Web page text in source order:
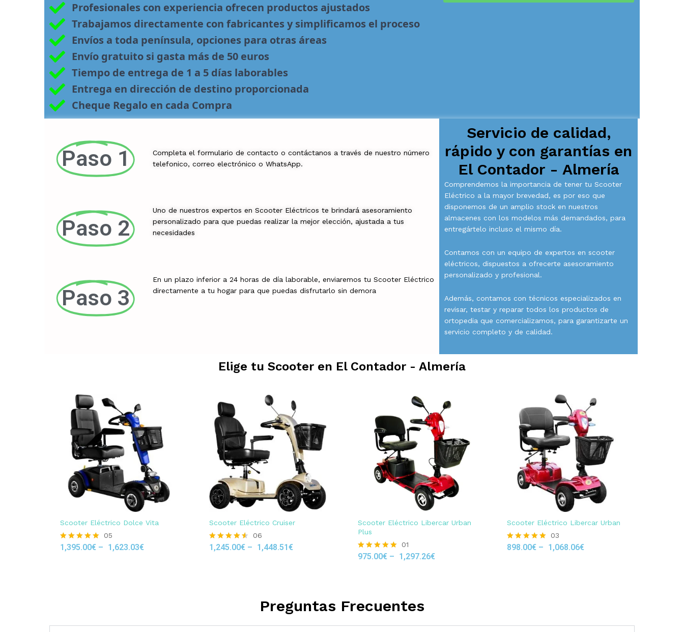
Profesionales con experiencia ofrecen productos ajustados
Trabajamos directamente con fabricantes y simplificamos el proceso
Envíos a toda península, opciones para otras áreas
Envío gratuito si gasta más de 50 euros
Tiempo de entrega de 1 a 5 días laborables
Entrega en dirección de destino proporcionada
Cheque Regalo en cada Compra
Paso 1
Paso 2
Paso 3
Completa el formulario de contacto o contáctanos a través de nuestro número
telefonico, correo electrónico o WhatsApp.
Uno de nuestros expertos en Scooter Eléctricos te brindará asesoramiento
personalizado para que puedas realizar la mejor elección, ajustada a tus
necesidades
En un plazo inferior a 24 horas de día laborable, enviaremos tu Scooter Eléctrico
directamente a tu hogar para que puedas disfrutarlo sin demora
Servicio de calidad,
rápido y con garantías en
El Contador - Almería
Comprendemos la importancia de tener tu Scooter
Eléctrico a la mayor brevedad, es por eso que
disponemos de un amplio stock en nuestros
almacenes con los modelos más demandados, para
entregártelo incluso el mismo día.
Contamos con un equipo de expertos en scooter
eléctricos, dispuestos a ofrecerte asesoramiento
personalizado y profesional.
Además, contamos con técnicos especializados en
revisar, testar y reparar todos los productos de
ortopedia que comercializamos, para garantizarte un
servicio completo y de calidad.
Elige tu Scooter en El Contador - Almería
Scooter Eléctrico Dolce Vita
Rated
05
1,395.00€ – 1,623.03€
Scooter Eléctrico Cruiser
Rated
06
1,245.00€– 1,448.51€
Scooter Eléctrico Libercar Urban
Plus
Rated
01
975.00€ – 1,297.26€
Scooter Eléctrico Libercar Urban
Rated
03
898.00€– 1,068.06€
Preguntas Frecuentes